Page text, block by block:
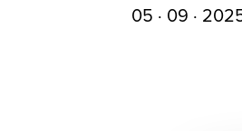
05 · 09 ·